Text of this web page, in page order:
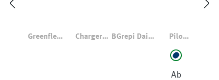
Greenflex
Charger
BGrepi Dai V
Pilo
rer Blau
Farbemarine
Ab